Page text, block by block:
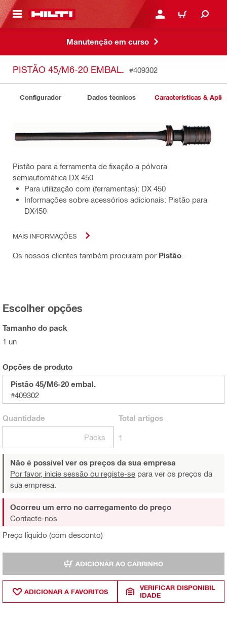
CONTENT ENTRAR OU REGISTAR
CARRINHO
Manutenção em curso
PISTÃO 45/M6-20 EMBAL. #409302
Configurador Dados técnicos Características &
Pistão para a ferramenta de fixação a pólvora
semiautomática DX 450
Para utilização com (ferramentas): DX 450
Informações sobre acessórios adicionais: Pistão para
DX450
MAIS INFORMAÇÕES
Os nossos clientes também procuram por Pistão
Escolher opções
Tamanho do pack
1 un
Opções de produto
Pistão 45/M6-20 embal.
#409302
Quantidade
Packs
Total artigos
1
Não é possível ver os preços da sua empresa
Por favor, inicie sessão ou registe-se para ver os preços da
sua empresa.
Preço líquido (com desconto)
Ocorreu um erro no carregamento do preço
Contacte-nos
ADICIONAR AO CARRINHO
ADICIONAR A FAVORITOS
VERIFICAR DISPONIBIL
IDADE